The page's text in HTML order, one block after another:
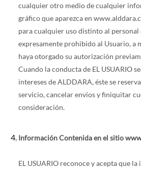
cualquier otro medio de cualquier
gráfico que aparezca en
para cualquier uso distinto al personal
expresamente prohibido al Usuario, a
haya otorgado su autorización
Cuando la conducta de EL USUARIO
intereses de ALDDARA, éste se
servicio, cancelar envíos y finiquitar
consideración.
Información Contenida en el sitio
EL USUARIO reconoce y acepta que